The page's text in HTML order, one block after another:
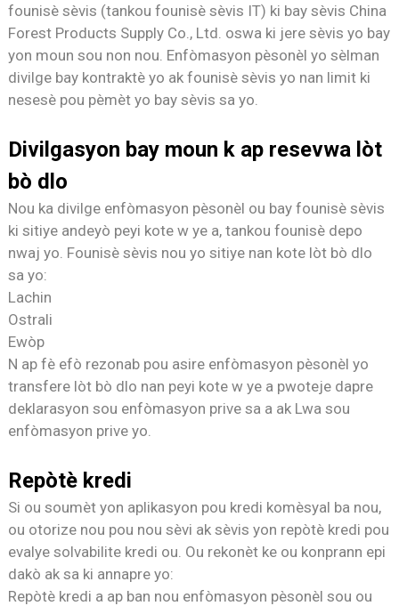
founisè sèvis (tankou founisè sèvis IT) ki bay sèvis China
Forest Products Supply Co., Ltd. oswa ki jere sèvis yo bay
yon moun sou non nou. Enfòmasyon pèsonèl yo sèlman
divilge bay kontraktè yo ak founisè sèvis yo nan limit ki
nesesè pou pèmèt yo bay sèvis sa yo.
Divilgasyon bay moun k ap resevwa lòt
bò dlo
Nou ka divilge enfòmasyon pèsonèl ou bay founisè sèvis
ki sitiye andeyò peyi kote w ye a, tankou founisè depo
nwaj yo. Founisè sèvis nou yo sitiye nan kote lòt bò dlo
sa yo:
Lachin
Ostrali
Ewòp
N ap fè efò rezonab pou asire enfòmasyon pèsonèl yo
transfere lòt bò dlo nan peyi kote w ye a pwoteje dapre
deklarasyon sou enfòmasyon prive sa a ak Lwa sou
enfòmasyon prive yo.
Repòtè kredi
Si ou soumèt yon aplikasyon pou kredi komèsyal ba nou,
ou otorize nou pou nou sèvi ak sèvis yon repòtè kredi pou
evalye solvabilite kredi ou. Ou rekonèt ke ou konprann epi
dakò ak sa ki annapre yo:
Repòtè kredi a ap ban nou enfòmasyon pèsonèl sou ou